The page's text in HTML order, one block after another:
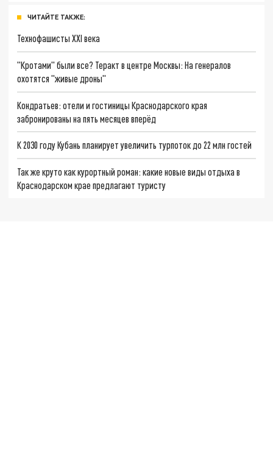
ЧИТАЙТЕ ТАКЖЕ:
Технофашисты XXI века
"Кротами" были все? Теракт в центре Москвы: На генералов
охотятся "живые дроны"
Кондратьев: отели и гостиницы Краснодарского края
забронированы на пять месяцев вперёд
К 2030 году Кубань планирует увеличить турпоток до 22 млн гостей
Так же круто как курортный роман: какие новые виды отдыха в
Краснодарском крае предлагают туристу